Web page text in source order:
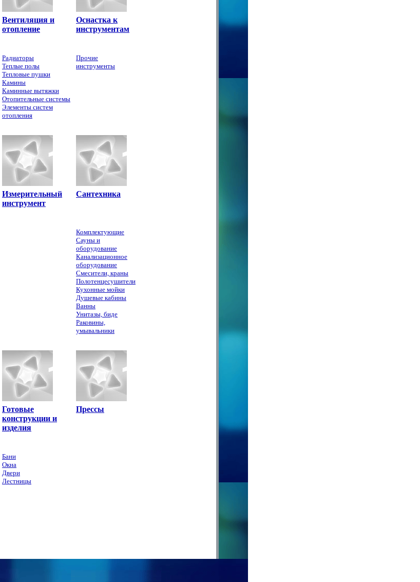
Вентиляция и
отопление
Оснастка к
инструментам
Радиаторы
Теплые полы
Тепловые пушки
Камины
Каминные вытяжки
Отопительные системы
Элементы систем
отопления
Прочие
инструменты
Измерительный
инструмент
Сантехника
Комплектующие
Сауны и
оборудование
Канализационное
оборудование
Смесители, краны
Полотенцeсушители
Кухонные мойки
Душевые кабины
Ванны
Унитазы, биде
Раковины,
умывальники
Готовые
конструкции и
изделия
Прессы
Бани
Окна
Двери
Лестницы